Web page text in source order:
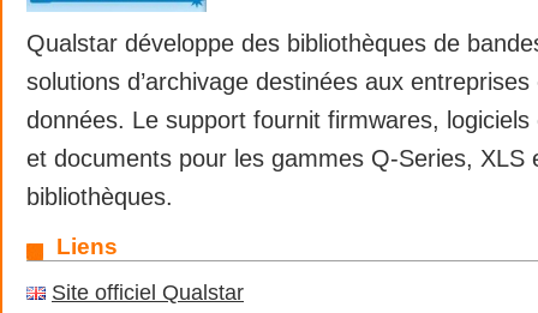
Qualstar développe des bibliothèques de
solutions d’archivage destinées aux
données. Le support fournit firmwares,
et documents pour les gammes Q-Series, XLS
bibliothèques.
Liens
Site officiel Qualstar